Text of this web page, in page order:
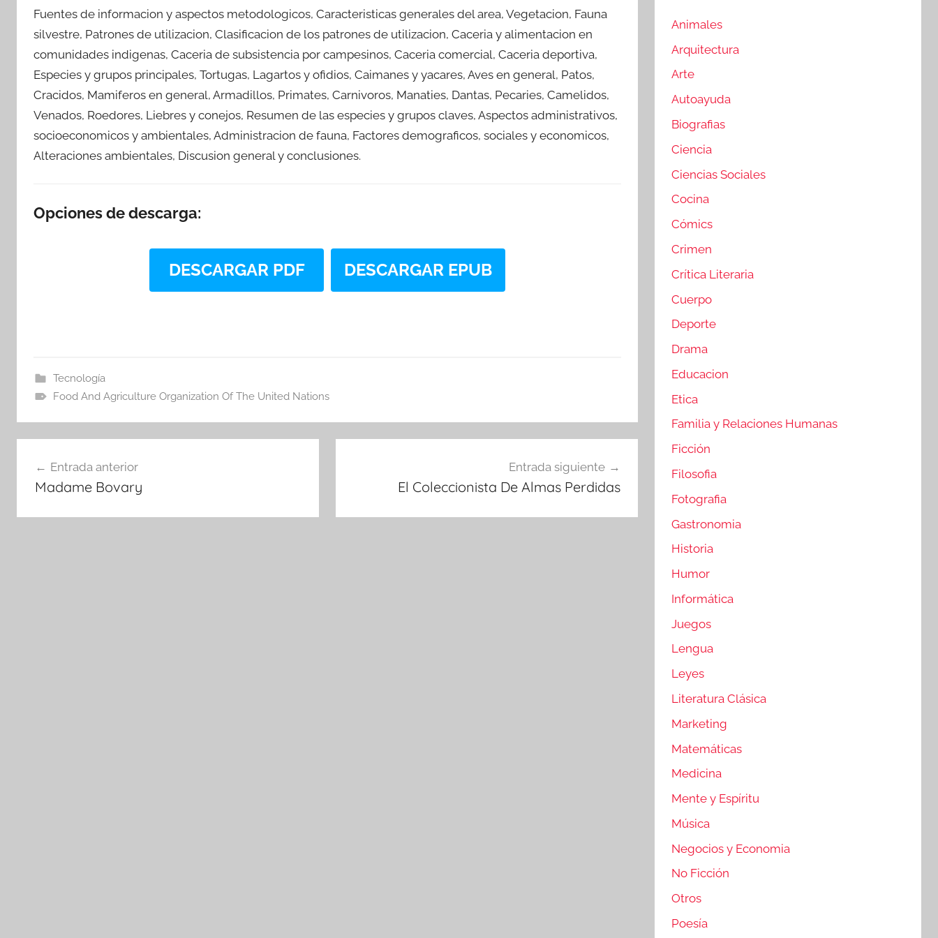
Fuentes de informacion y aspectos metodologicos, Caracteristicas generales del area, Vegetacion, Fauna
silvestre, Patrones de utilizacion, Clasificacion de los patrones de utilizacion, Caceria y alimentacion en
comunidades indigenas, Caceria de subsistencia por campesinos, Caceria comercial, Caceria deportiva,
Especies y grupos principales, Tortugas, Lagartos y ofidios, Caimanes y yacares, Aves en general, Patos,
Cracidos, Mamiferos en general, Armadillos, Primates, Carnivoros, Manaties, Dantas, Pecaries, Camelidos,
Venados, Roedores, Liebres y conejos, Resumen de las especies y grupos claves, Aspectos administrativos,
socioeconomicos y ambientales, Administracion de fauna, Factores demograficos, sociales y economicos,
Alteraciones ambientales, Discusion general y conclusiones.
Opciones de descarga:
DESCARGAR PDF DESCARGAR EPUB
Tecnología
Food And Agriculture Organization Of The United Nations
de
Entrada anterior
Madame Bovary
Entrada siguiente
El Coleccionista De Almas Perdidas
Animales
Arquitectura
Arte
Autoayuda
Biografias
Ciencia
Ciencias Sociales
Cocina
Cómics
Crimen
Crítica Literaria
Cuerpo
Deporte
Drama
Educacion
Etica
Familia y Relaciones Humanas
Ficción
Filosofia
Fotografia
Gastronomia
Historia
Humor
Informática
Juegos
Lengua
Leyes
Literatura Clásica
Marketing
Matemáticas
Medicina
Mente y Espíritu
Música
Negocios y Economia
No Ficción
Otros
Poesía